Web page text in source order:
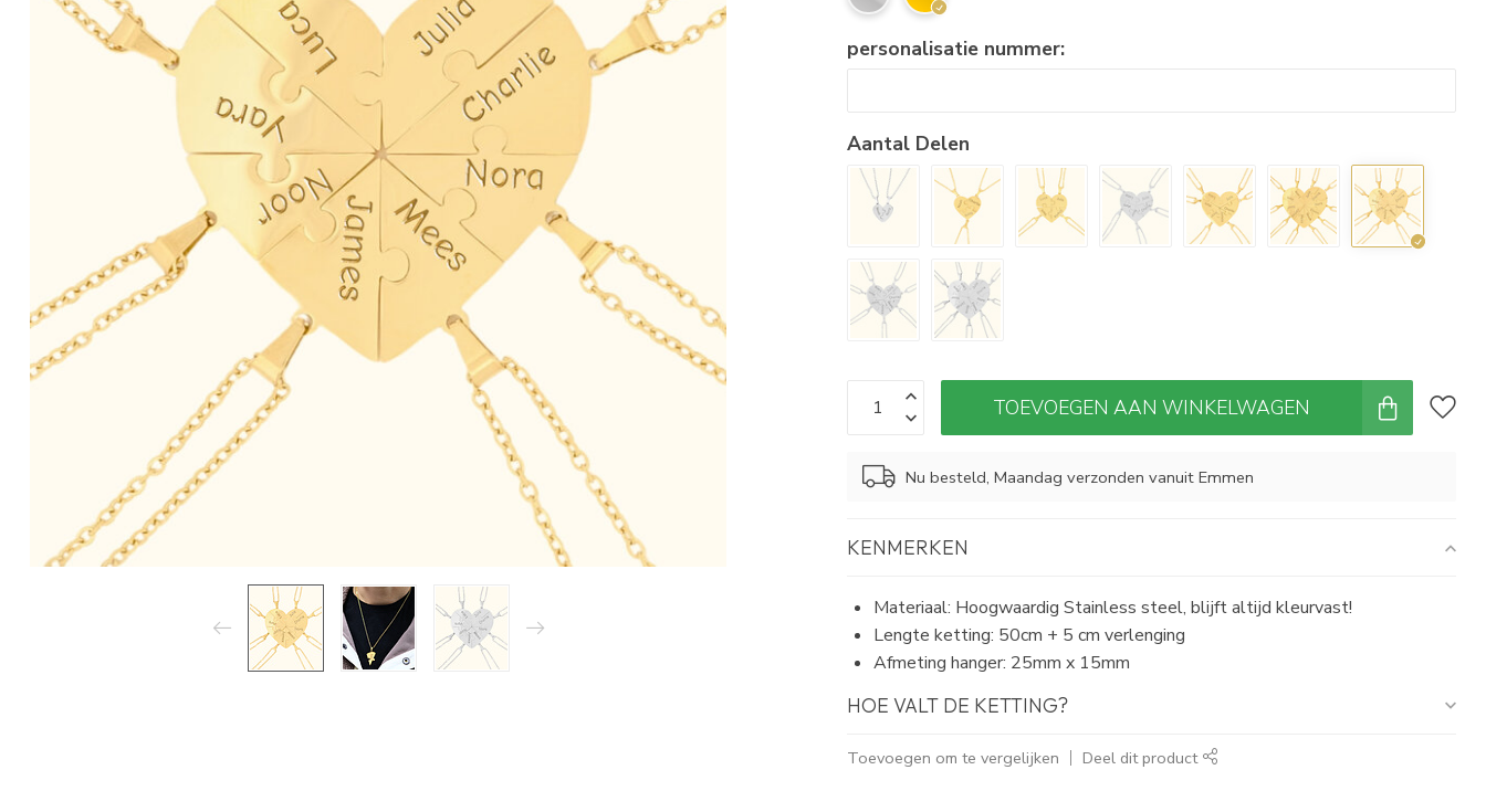
personalisatie nummer:
Aantal Delen
TOEVOEGEN AAN WINKELWAGEN
Nu besteld, Maandag verzonden vanuit Emmen
KENMERKEN
Materiaal: Hoogwaardig Stainless steel, blijft altijd kleurvast!
Lengte ketting: 50cm + 5 cm verlenging
Afmeting hanger: 25mm x 15mm
HOE VALT DE KETTING?
Toevoegen om te vergelijken Deel dit product